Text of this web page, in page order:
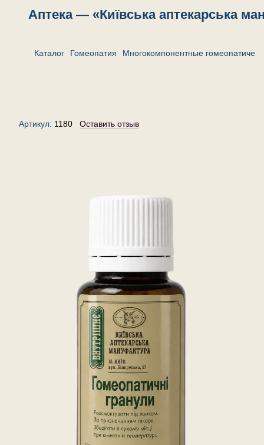
Аптека — «Київська аптекарська
Каталог Гомеопатия Многокомпонентные
Артикул: 1180 Оставить отзыв